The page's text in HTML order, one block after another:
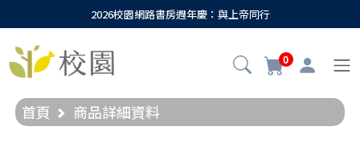
2026校園網路書房週年慶：與上帝同行
0
首頁 商品詳細資料